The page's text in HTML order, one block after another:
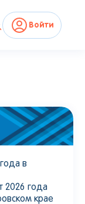
Войти
в
2026 года
крае